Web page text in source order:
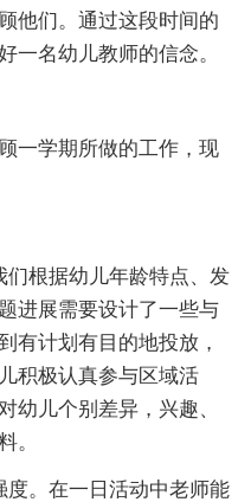
他们。通过这段时间的
一名幼儿教师的信念。
学期所做的工作，现
根据幼儿年龄特点、发
进展需要设计了一些与
有计划有目的地投放，
积极认真参与区域活
幼儿个别差异，兴趣、
。
。在一日活动中老师能